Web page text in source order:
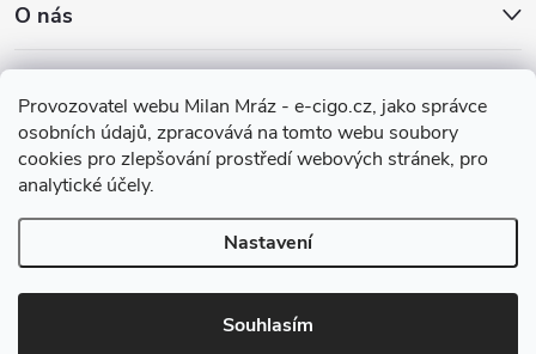
Provozovatel webu Milan Mráz - e-cigo.cz, jako správce
osobních údajů, zpracovává na tomto webu soubory
cookies pro zlepšování prostředí webových stránek, pro
analytické účely.
Nastavení
Souhlasím
O nás
Facebook
Vytvořil Shoptet
Copyright 2007-2026e-cigo.cz. Všechna práva vyhrazena.